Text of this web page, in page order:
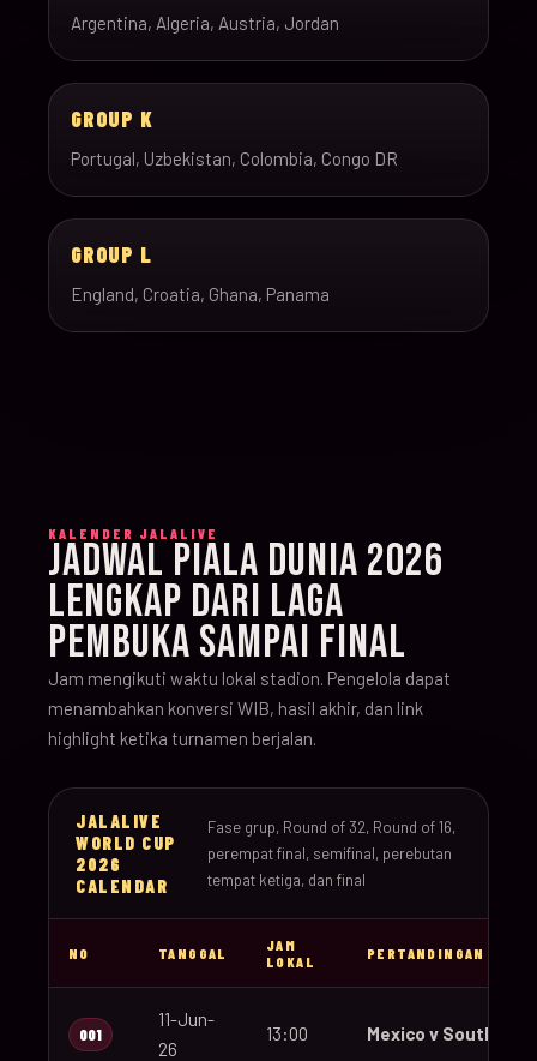
Argentina, Algeria, Austria, Jordan
GROUP K
Portugal, Uzbekistan, Colombia, Congo DR
GROUP L
England, Croatia, Ghana, Panama
KALENDER JALALIVE
JADWAL PIALA DUNIA 2026
LENGKAP DARI LAGA
PEMBUKA SAMPAI FINAL
Jam mengikuti waktu lokal stadion. Pengelola dapat
menambahkan konversi WIB, hasil akhir, dan link
highlight ketika turnamen berjalan.
JALALIVE
WORLD CUP
2026
CALENDAR
Fase grup, Round of 32, Round of 16,
perempat final, semifinal, perebutan
tempat ketiga, dan final
NO TANGGAL
JAM
LOKAL
PERTANDINGAN
001
11-Jun-
26
13:00 Mexico v South